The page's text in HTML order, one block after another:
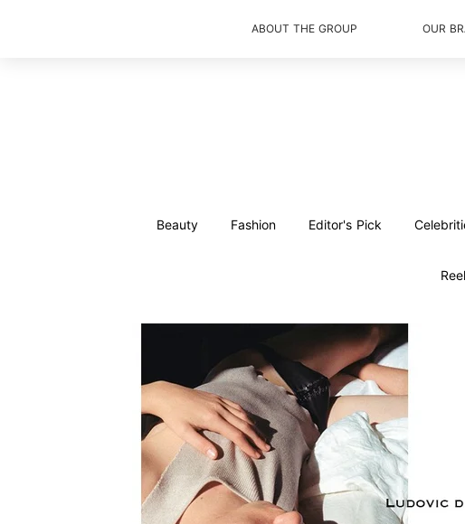
ABOUT THE GROUP OUR
Beauty Fashion Editor's Pick